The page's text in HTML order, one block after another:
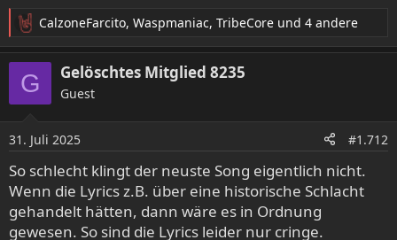
R
e
a
n
e
n
:
CalzoneFarcito, Waspmaniac, TribeCore und 4 andere
G Gelöschtes Mitglied 8235
Guest
31. Juli 2025 #1.712
So schlecht klingt der neuste Song eigentlich nicht.
Wenn die Lyrics z.B. über eine historische Schlacht
gehandelt hätten, dann wäre es in Ordnung
gewesen. So sind die Lyrics leider nur cringe.